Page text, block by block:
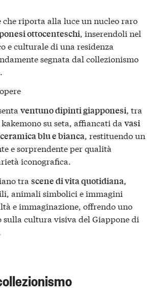
che riporta alla luce un nucleo raro
ottocenteschi, inserendoli nel
e culturale di una residenza
segnata dal collezionismo
ventuno dipinti giapponesi, tra
su seta, affiancati da vasi
blu e bianca, restituendo un
e sorprendente per qualità
iconografica.
tra scene di vita quotidiana,
animali simbolici e immagini
e immaginazione, offrendo uno
sulla cultura visiva del Giappone di